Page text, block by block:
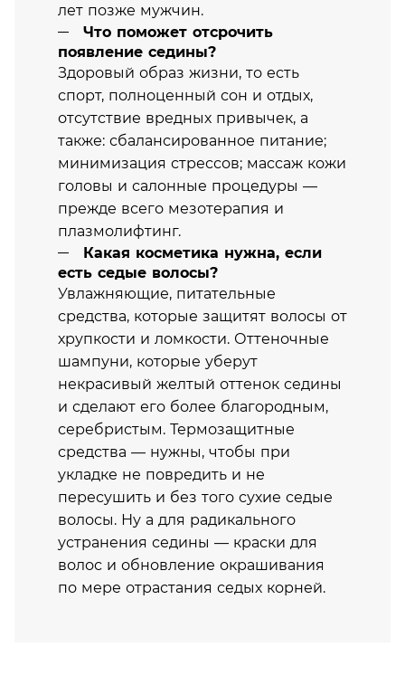
лет позже мужчин.
Что поможет отсрочить
появление седины?
Здоровый образ жизни, то есть
спорт, полноценный сон и отдых,
отсутствие вредных привычек, а
также: сбалансированное питание;
минимизация стрессов; массаж кожи
головы и салонные процедуры —
прежде всего мезотерапия и
плазмолифтинг.
Какая косметика нужна, если
есть седые волосы?
Увлажняющие, питательные
средства, которые защитят волосы от
хрупкости и ломкости. Оттеночные
шампуни, которые уберут
некрасивый желтый оттенок седины
и сделают его более благородным,
серебристым. Термозащитные
средства — нужны, чтобы при
укладке не повредить и не
пересушить и без того сухие седые
волосы. Ну а для радикального
устранения седины — краски для
волос и обновление окрашивания
по мере отрастания седых корней.